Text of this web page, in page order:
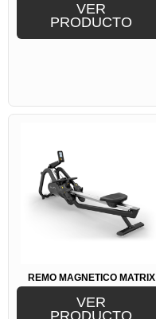
VER
PRODUCTO
REMO MAGNÉTICO MATRIX
VER